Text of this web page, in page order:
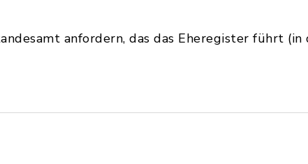
anfordern, das das Eheregister führt